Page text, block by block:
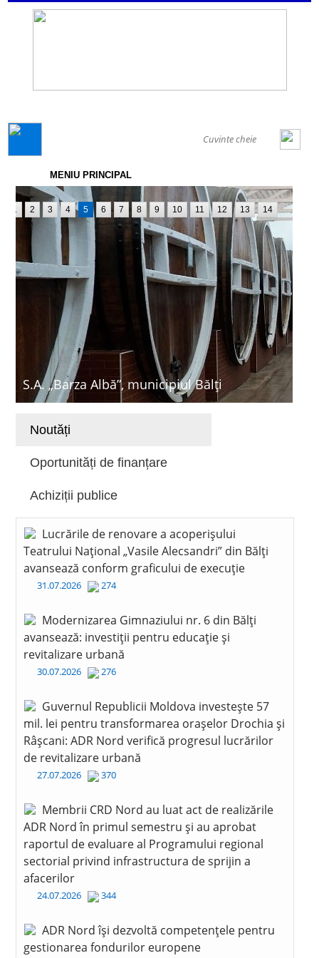
MENIU PRINCIPAL
S.A. „Barza Albă”, municipiul Bălți
1 2 3 4 5 6 7 8 9 10 11 12 13 14
Noutăți
Oportunități de finanțare
Achiziții publice
Lucrările de renovare a acoperișului
Teatrului Național „Vasile Alecsandri” din Bălți
avansează conform graficului de execuție
31.07.2026 274
Modernizarea Gimnaziului nr. 6 din Bălți
avansează: investiții pentru educație și
revitalizare urbană
30.07.2026 276
Guvernul Republicii Moldova investește 57
mil. lei pentru transformarea orașelor Drochia și
Râșcani: ADR Nord verifică progresul lucrărilor
de revitalizare urbană
27.07.2026 370
Membrii CRD Nord au luat act de realizările
ADR Nord în primul semestru și au aprobat
raportul de evaluare al Programului regional
sectorial privind infrastructura de sprijin a
afacerilor
24.07.2026 344
ADR Nord își dezvoltă competențele pentru
gestionarea fondurilor europene